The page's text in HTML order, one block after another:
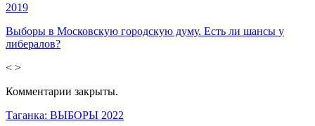
2019
Выборы в Московскую городскую думу. Есть ли шансы у
либералов?
< >
Комментарии закрыты.
Таганка: ВЫБОРЫ 2022